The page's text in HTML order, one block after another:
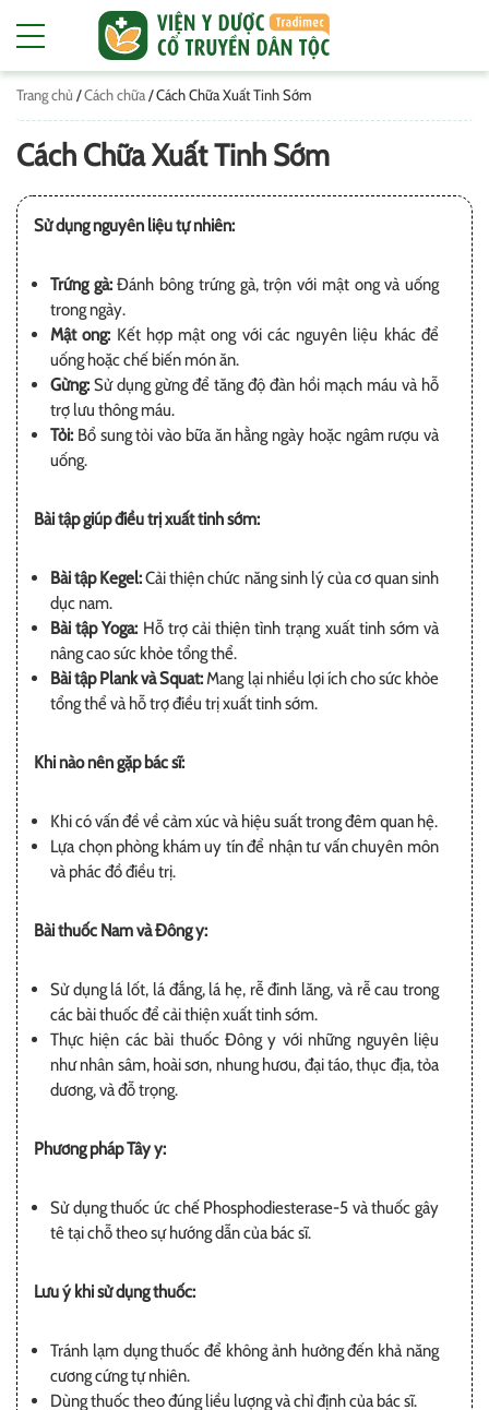
Trang chủ /Cách chữa/Cách Chữa Xuất Tinh Sớm
Cách Chữa Xuất Tinh Sớm
Sử dụng nguyên liệu tự nhiên:
Trứng gà:Đánh bông trứng gà, trộn với mật ong và uống
trong ngày.
Mật ong: Kết hợp mật ong với các nguyên liệu khác để
uống hoặc chế biến món ăn.
Gừng: Sử dụng gừng để tăng độ đàn hồi mạch máu và hỗ
trợ lưu thông máu.
Tỏi: Bổ sung tỏi vào bữa ăn hằng ngày hoặc ngâm rượu và
uống.
Bài tập giúp điều trị xuất tinh sớm:
Bài tập Kegel:Cải thiện chức năng sinh lý của cơ quan sinh
dục nam.
Bài tập Yoga: Hỗ trợ cải thiện tình trạng xuất tinh sớm và
nâng cao sức khỏe tổng thể.
Bài tập Plank và Squat:Mang lại nhiều lợi ích cho sức khỏe
tổng thể và hỗ trợ điều trị xuất tinh sớm.
Khi nào nên gặp bác sĩ:
Khi có vấn đề về cảm xúc và hiệu suất trong đêm quan hệ.
Lựa chọn phòng khám uy tín để nhận tư vấn chuyên môn
và phác đồ điều trị.
Bài thuốc Nam và Đông y:
Sử dụng lá lốt, lá đắng, lá hẹ, rễ đinh lăng, và rễ cau trong
các bài thuốc để cải thiện xuất tinh sớm.
Thực hiện các bài thuốc Đông y với những nguyên liệu
như nhân sâm, hoài sơn, nhung hươu, đại táo, thục địa, tỏa
dương, và đỗ trọng.
Phương pháp Tây y:
Sử dụng thuốc ức chế Phosphodiesterase-5 và thuốc gây
tê tại chỗ theo sự hướng dẫn của bác sĩ.
Lưu ý khi sử dụng thuốc:
Tránh lạm dụng thuốc để không ảnh hưởng đến khả năng
cương cứng tự nhiên.
Dùng thuốc theo đúng liều lượng và chỉ định của bác sĩ.